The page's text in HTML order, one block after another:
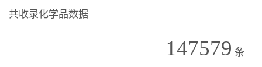
共收录化学品数据
147579 条